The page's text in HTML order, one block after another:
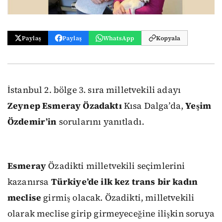
Paylaş Paylaş WhatsApp Kopyala
İstanbul 2. bölge 3. sıra milletvekili adayı
Zeynep Esmeray ÖzadaktıKısa Dalga’da,Yeşim
Özdemir’in sorularını yanıtladı.
EsmerayÖzadikti milletvekili seçimlerini
kazanırsa Türkiye’de ilk kez trans bir kadın
meclise girmiş olacak. Özadikti, milletvekili
olarak meclise girip girmeyeceğine ilişkin soruya